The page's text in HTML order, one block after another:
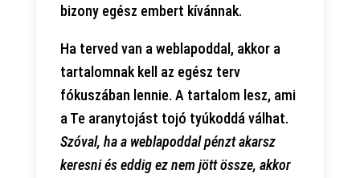
bizony egész embert kívánnak.
Ha terved van a weblapoddal, akkor a
tartalomnak kell az egész terv
fókuszában lennie. A tartalom lesz, ami
a Te aranytojást tojó tyúkoddá válhat.
Szóval, ha a weblapoddal pénzt akarsz
keresni és eddig ez nem jött össze, akkor